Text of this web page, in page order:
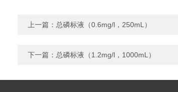
上一篇： 总磷标液（0.6mg/l，250mL）
下一篇： 总磷标液（1.2mg/l，1000mL）